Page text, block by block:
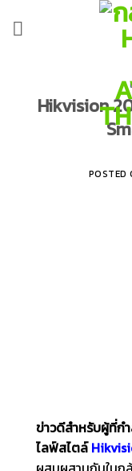
Hikvision
POSTED
ข่าวดีสำหรับผู้ที่ก
ไลฟ์สไตล์